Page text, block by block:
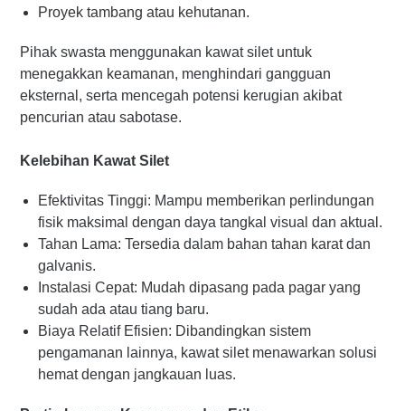
Proyek tambang atau kehutanan.
Pihak swasta menggunakan kawat silet untuk
menegakkan keamanan, menghindari gangguan
eksternal, serta mencegah potensi kerugian akibat
pencurian atau sabotase.
Kelebihan Kawat Silet
Efektivitas Tinggi: Mampu memberikan perlindungan
fisik maksimal dengan daya tangkal visual dan aktual.
Tahan Lama: Tersedia dalam bahan tahan karat dan
galvanis.
Instalasi Cepat: Mudah dipasang pada pagar yang
sudah ada atau tiang baru.
Biaya Relatif Efisien: Dibandingkan sistem
pengamanan lainnya, kawat silet menawarkan solusi
hemat dengan jangkauan luas.